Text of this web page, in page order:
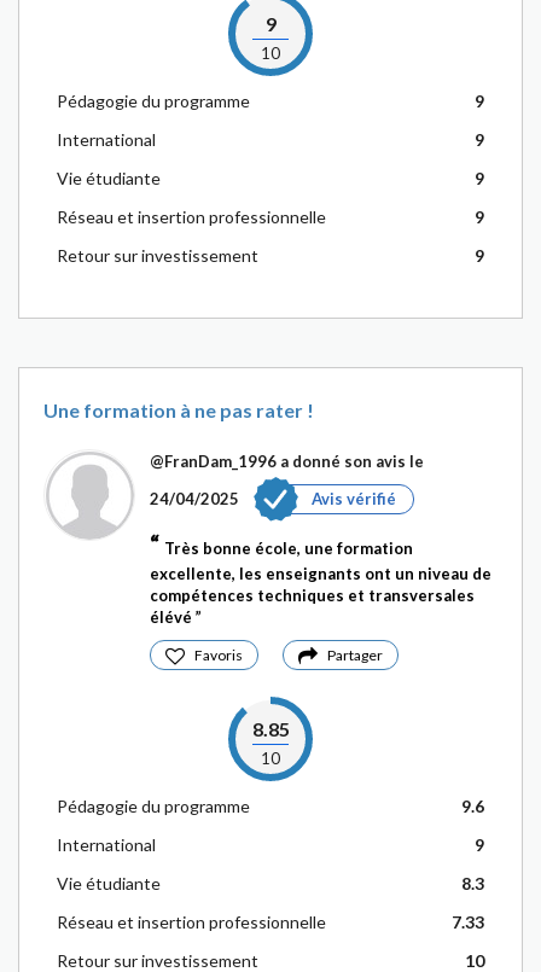
9
10
Pédagogie du programme
9
International
9
Vie étudiante
9
Réseau et insertion professionnelle
9
Retour sur investissement
9
Une formation à ne pas rater !
@FranDam_1996 a donné son avis le
24/04/2025
Avis vérifié
Très bonne école, une formation
excellente, les enseignants ont un niveau de
compétences techniques et transversales
élévé
Favoris Partager
8.85
10
Pédagogie du programme
9.6
International
9
Vie étudiante
8.3
Réseau et insertion professionnelle
7.33
Retour sur investissement
10